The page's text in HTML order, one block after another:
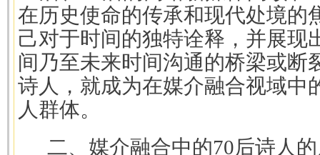
在历史使命的传承和现代处境的
己对于时间的独特诠释，并展现
间乃至未来时间沟通的桥梁或断
诗人，就成为在媒介融合视域中
人群体。
二、媒介融合中的70后诗人